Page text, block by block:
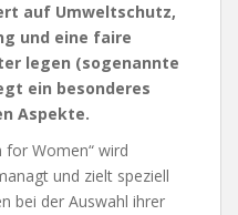
auf Umweltschutz,
und eine faire
legen (sogenannte
ein besonderes
Aspekte.
for Women“ wird
und zielt speziell
bei der Auswahl ihrer